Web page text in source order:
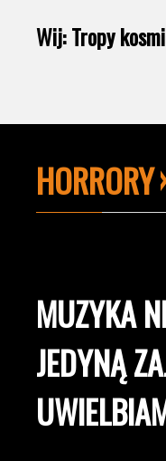
Wij: Tropy
HORRORY
MUZYKA
JEDYNĄ